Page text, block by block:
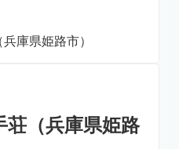
庫県姫路市）
荘（兵庫県姫路